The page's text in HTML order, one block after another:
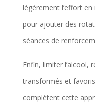
légèrement l’effort
pour ajouter des
séances de
Enfin, limiter l’alcool,
transformés et
complètent cette